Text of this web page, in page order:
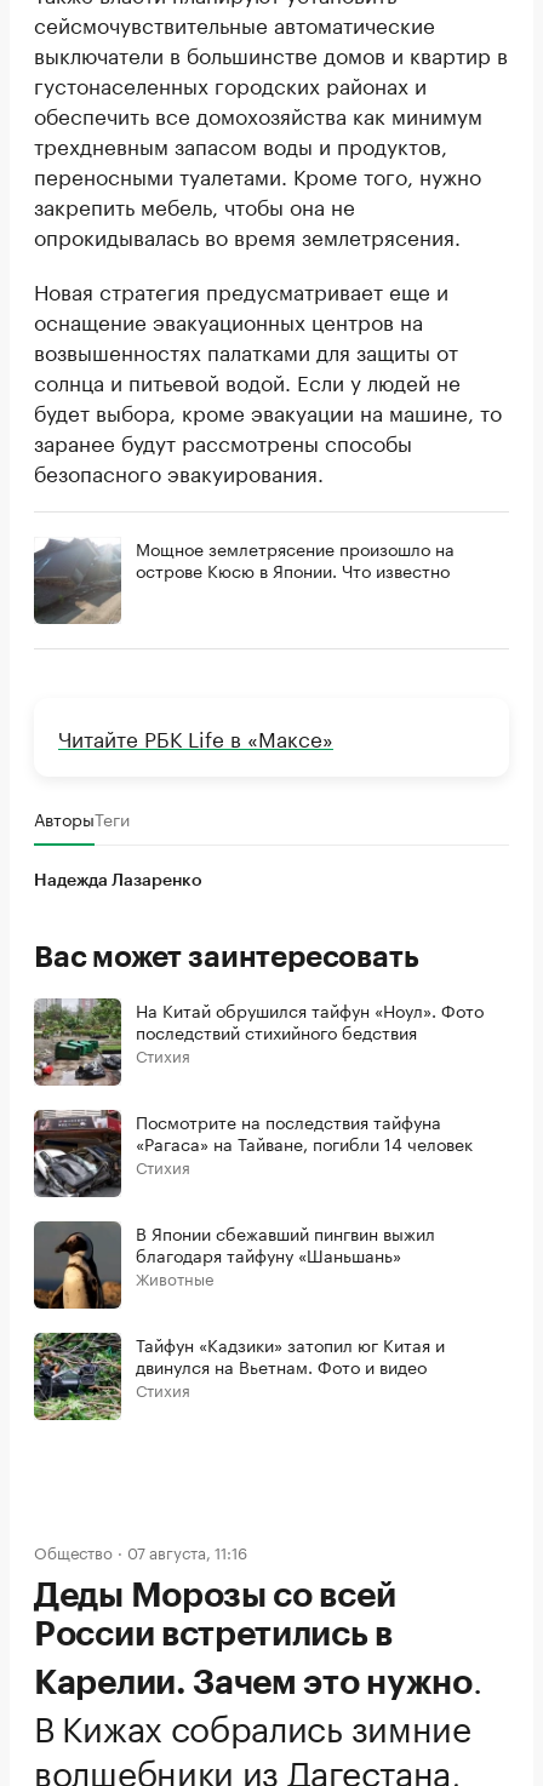
сейсмочувствительные автоматические
выключатели в большинстве домов и квартир в
густонаселенных городских районах и
обеспечить все домохозяйства как минимум
трехдневным запасом воды и продуктов,
переносными туалетами. Кроме того, нужно
закрепить мебель, чтобы она не
опрокидывалась во время землетрясения.
Новая стратегия предусматривает еще и
оснащение эвакуационных центров на
возвышенностях палатками для защиты от
солнца и питьевой водой. Если у людей не
будет выбора, кроме эвакуации на машине, то
заранее будут рассмотрены способы
безопасного эвакуирования.
Мощное землетрясение произошло на
острове Кюсю в Японии. Что известно
Читайте РБК Life в «Максе»
АвторыТеги
Надежда Лазаренко
Вас может заинтересовать
На Китай обрушился тайфун «Ноул». Фото
последствий стихийного бедствия
Стихия
Посмотрите на последствия тайфуна
«Рагаса» на Тайване, погибли 14 человек
Стихия
В Японии сбежавший пингвин выжил
благодаря тайфуну «Шаньшань»
Животные
Тайфун «Кадзики» затопил юг Китая и
двинулся на Вьетнам. Фото и видео
Стихия
Общество 07 августа, 11:16
Деды Морозы со всей
России встретились в
Карелии. Зачем это нужно.
В Кижах собрались зимние
волшебники из Дагестана,